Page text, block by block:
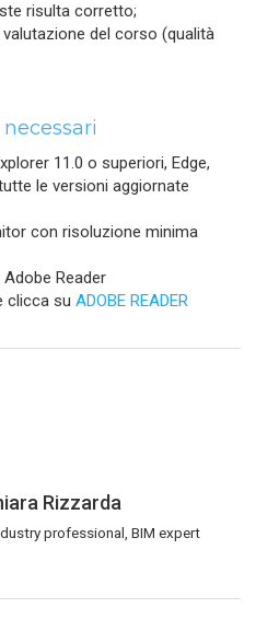
risulta corretto;
del corso (qualità
11.0 o superiori, Edge,
le versioni aggiornate
con risoluzione minima
Reader
clicca su ADOBE READER
Rizzarda
professional, BIM expert